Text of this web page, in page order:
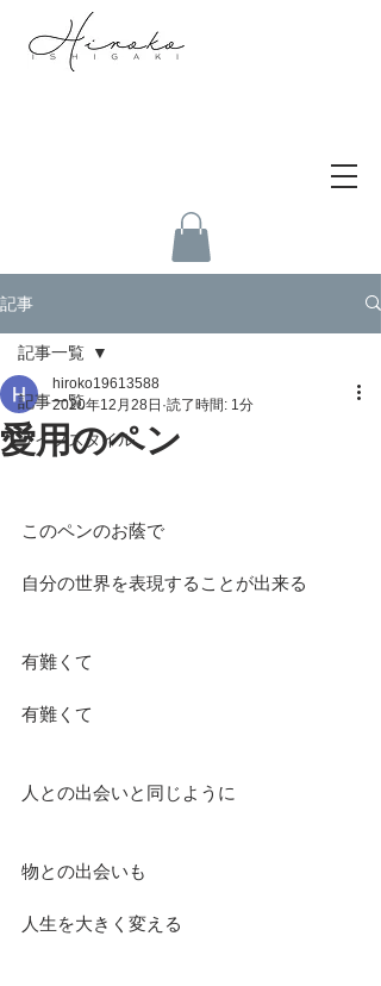
記事
記事一覧
ライフスタイル
記事一覧
愛用のペン
hiroko19613588
2020年12月28日 読了時間: 1分
このペンのお蔭で
自分の世界を表現することが出来る
有難くて
有難くて
人との出会いと同じように
物との出会いも
人生を大きく変える